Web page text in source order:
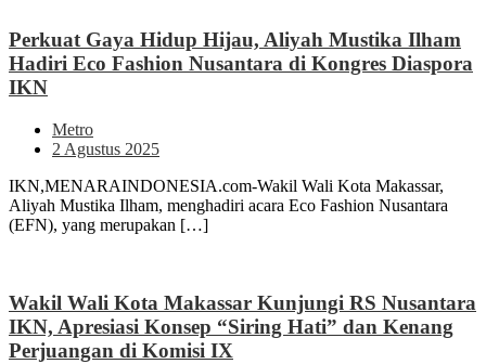
Perkuat Gaya Hidup Hijau, Aliyah Mustika Ilham
Hadiri Eco Fashion Nusantara di Kongres Diaspora
IKN
Metro
2 Agustus 2025
IKN,MENARAINDONESIA.com-Wakil Wali Kota Makassar,
Aliyah Mustika Ilham, menghadiri acara Eco Fashion Nusantara
(EFN), yang merupakan […]
Wakil Wali Kota Makassar Kunjungi RS Nusantara
IKN, Apresiasi Konsep “Siring Hati” dan Kenang
Perjuangan di Komisi IX